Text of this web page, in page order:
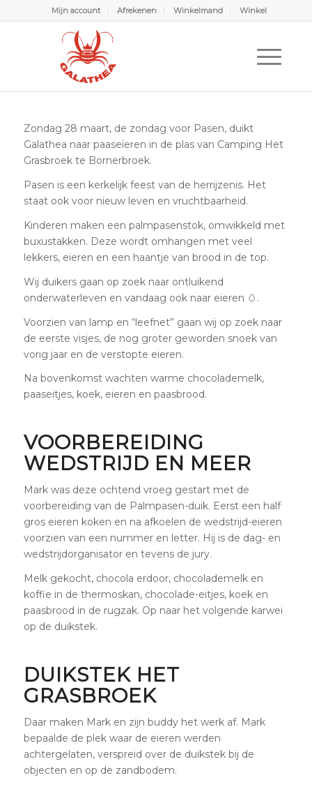
Mijn account Afrekenen Winkelmand Winkel
Palmpasen duik is er weer. OWSV Galathea
duikt paaseieren op
U bevindt zich hier: Home
Palmpasen duik is er weer. OWSV Galathea duikt paaseieren op
Zondag 28 maart, de zondag voor Pasen, duikt
Galathea naar paaseieren in de plas van Camping Het
Grasbroek te Bornerbroek.
Pasen is een kerkelijk feest van de herrijzenis. Het
staat ook voor nieuw leven en vruchtbaarheid.
Kinderen maken een palmpasenstok, omwikkeld met
buxustakken. Deze wordt omhangen met veel
lekkers, eieren en een haantje van brood in de top.
Wij duikers gaan op zoek naar ontluikend
onderwaterleven en vandaag ook naar eieren 🥚.
Voorzien van lamp en “leefnet” gaan wij op zoek naar
de eerste visjes, de nog groter geworden snoek van
vorig jaar en de verstopte eieren.
Na bovenkomst wachten warme chocolademelk,
paaseitjes, koek, eieren en paasbrood.
VOORBEREIDING
WEDSTRIJD EN MEER
Mark was deze ochtend vroeg gestart met de
voorbereiding van de Palmpasen-duik. Eerst een half
gros eieren koken en na afkoelen de wedstrijd-eieren
voorzien van een nummer en letter. Hij is de dag- en
wedstrijdorganisator en tevens de jury.
Melk gekocht, chocola erdoor, chocolademelk en
koffie in de thermoskan, chocolade-eitjes, koek en
paasbrood in de rugzak. Op naar het volgende karwei
op de duikstek.
DUIKSTEK HET
GRASBROEK
Daar maken Mark en zijn buddy het werk af. Mark
bepaalde de plek waar de eieren werden
achtergelaten, verspreid over de duikstek bij de
objecten en op de zandbodem.